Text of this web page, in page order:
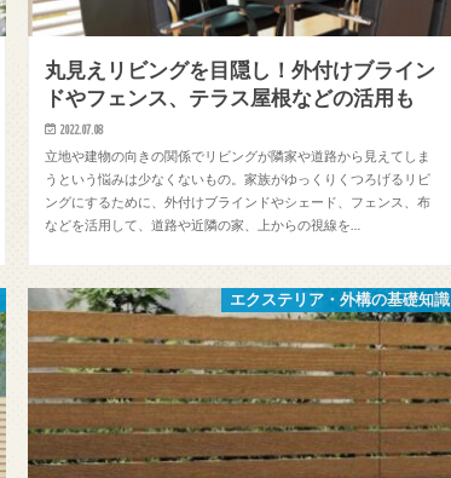
丸見えリビングを目隠し！外付けブライン
ドやフェンス、テラス屋根などの活用も
2022.07.08
立地や建物の向きの関係でリビングが隣家や道路から見えてしま
うという悩みは少なくないもの。家族がゆっくりくつろげるリビ
ングにするために、外付けブラインドやシェード、フェンス、布
などを活用して、道路や近隣の家、上からの視線を…
エクステリア・外構の基礎知識